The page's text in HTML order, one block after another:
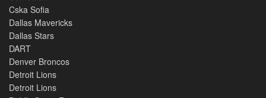
Cska Sofia
Dallas Mavericks
Dallas Stars
DART
Denver Broncos
Detroit Lions
Detroit Lions